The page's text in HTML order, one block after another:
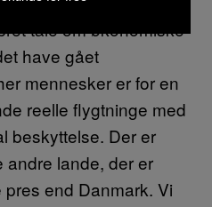
tale om økonomiske
have gået
mennesker er for en
reelle flygtninge med
beskyttelse. Der er
andre lande, der er
end Danmark. Vi